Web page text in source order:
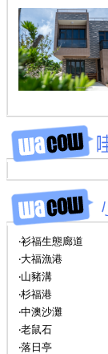
‧衫福生態廊道
‧大福漁港
‧山豬溝
‧杉福港
‧中澳沙灘
‧老鼠石
‧落日亭